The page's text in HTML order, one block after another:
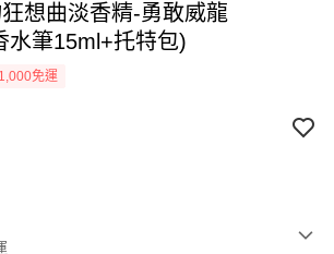
狂想曲淡香精-勇敢威龍
水筆15ml+托特包)
免運